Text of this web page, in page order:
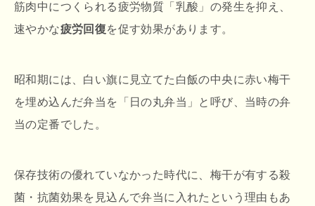
筋肉中につくられる疲労物質「乳酸」の発生を抑え、
速やかな疲労回復を促す効果があります。
昭和期には、白い旗に見立てた白飯の中央に赤い梅干
を埋め込んだ弁当を「日の丸弁当」と呼び、当時の弁
当の定番でした。
保存技術の優れていなかった時代に、梅干が有する殺
菌・抗菌効果を見込んで弁当に入れたという理由もあ